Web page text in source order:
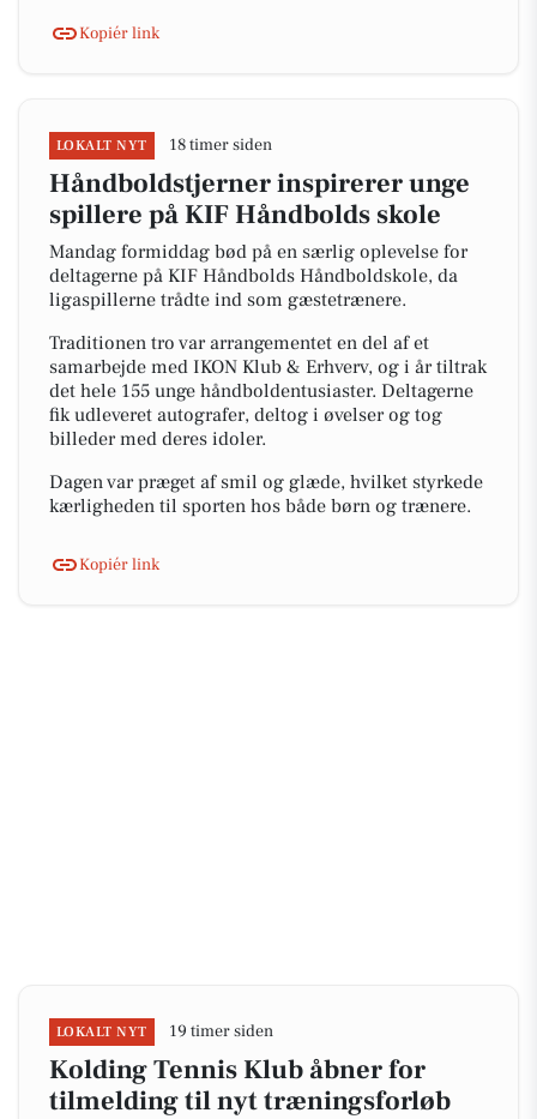
Kopiér link
LOKALT NYT 18 timer siden
Håndboldstjerner inspirerer unge
spillere på KIF Håndbolds skole
Mandag formiddag bød på en særlig oplevelse for
deltagerne på KIF Håndbolds Håndboldskole, da
ligaspillerne trådte ind som gæstetrænere.
Traditionen tro var arrangementet en del af et
samarbejde med IKON Klub & Erhverv, og i år tiltrak
det hele 155 unge håndboldentusiaster. Deltagerne
fik udleveret autografer, deltog i øvelser og tog
billeder med deres idoler.
Dagen var præget af smil og glæde, hvilket styrkede
kærligheden til sporten hos både børn og trænere.
Kopiér link
LOKALT NYT 19 timer siden
Kolding Tennis Klub åbner for
tilmelding til nyt træningsforløb